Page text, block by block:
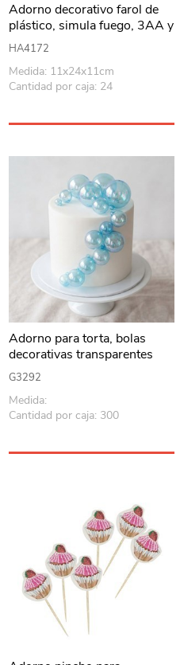
Adorno decorativo farol de
plástico, simula fuego, 3AA y
recarga USB, en caja
HA4172
Medida: 11x24x11cm
Cantidad por caja: 24
Adorno para torta, bolas
decorativas transparentes
x12, diferentes tamaños, 2
colores (sin palitos)
G3292
Medida:
Cantidad por caja: 300